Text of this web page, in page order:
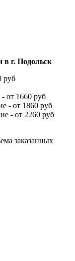
в г. Подольск
руб
от 1660 руб
- от 1860 руб
- от 2260 руб
заказанных